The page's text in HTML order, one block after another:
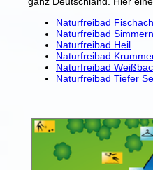
Naturfreibad Fischach
Naturfreibad Simmern
Naturfreibad Heil
Naturfreibad
Naturfreibad
Naturfreibad Tiefer